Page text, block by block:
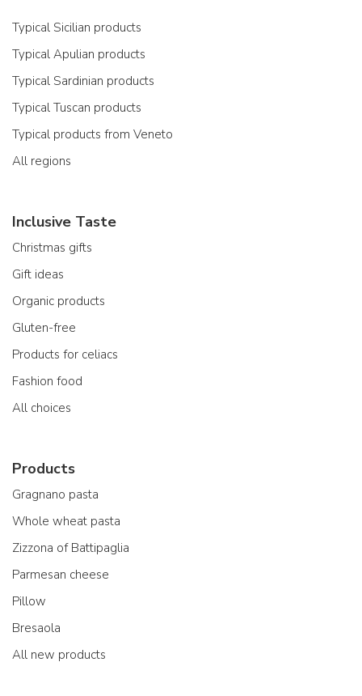
Typical Sicilian products
Typical Apulian products
Typical Sardinian products
Typical Tuscan products
Typical products from Veneto
All regions
Inclusive Taste
Christmas gifts
Gift ideas
Organic products
Gluten-free
Products for celiacs
Fashion food
All choices
Products
Gragnano pasta
Whole wheat pasta
Zizzona of Battipaglia
Parmesan cheese
Pillow
Bresaola
All new products